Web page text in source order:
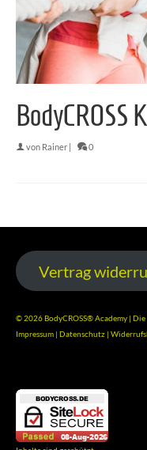
BodyCROSS
von Rainer | 0
Vertrag
© 2026 BodyCROSS® Academy |
Impressum | Datenschutz |